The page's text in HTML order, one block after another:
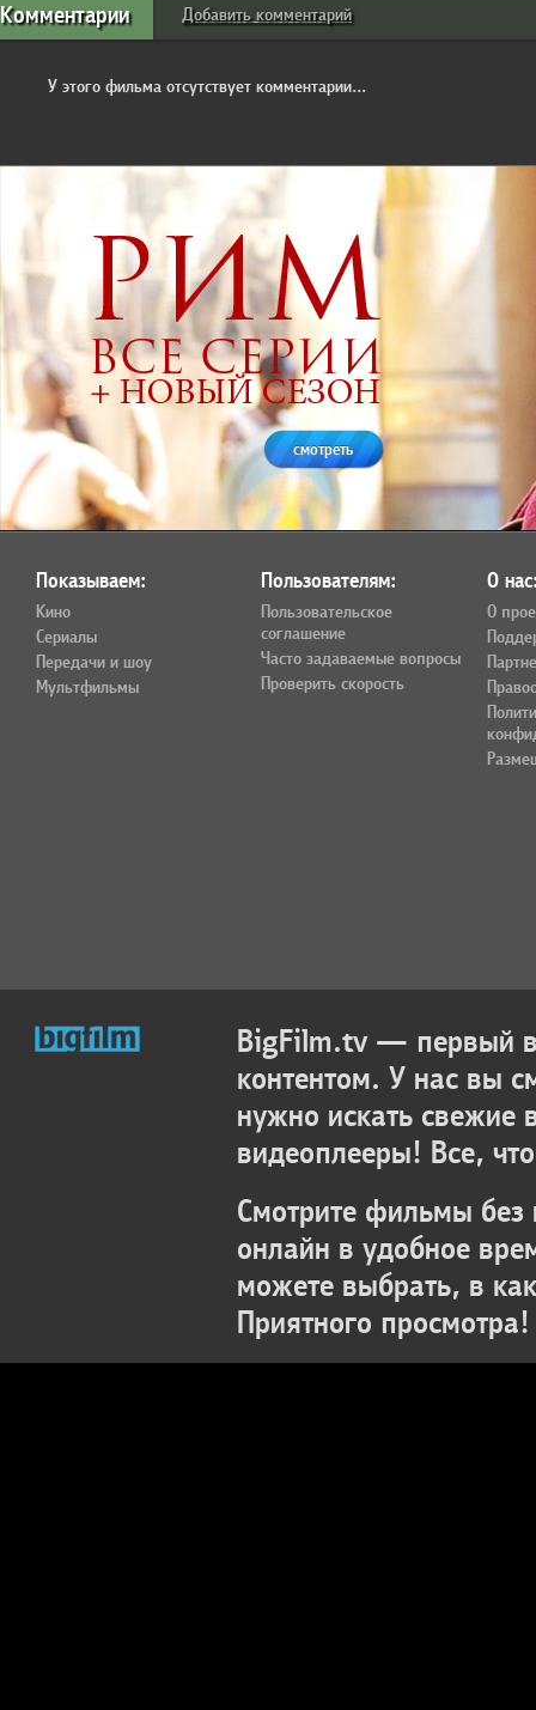
Комментарии Добавить комментарий
У этого фильма отсутствует комментарии...
смотреть
Показываем:
Кино
Сериалы
Передачи и шоу
Мультфильмы
Пользователям:
Пользовательское
соглашение
Часто задаваемые вопросы
Проверить скорость
О
О
BigFilm.tv — первый
контентом. У нас вы
нужно искать свежие
видеоплееры! Все,
Смотрите фильмы без
онлайн в удобное
можете выбрать, в
Приятного просмотра!